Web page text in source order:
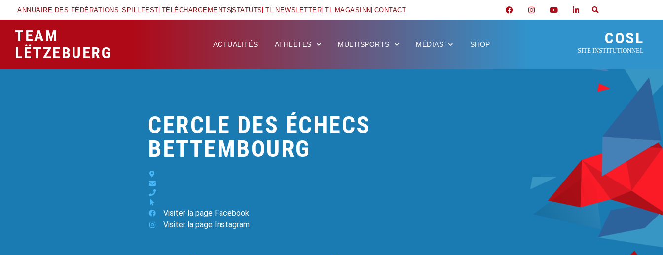
ANNUAIRE DES FÉDÉRATIONS SPILLFEST TÉLÉCHARGEMENTSSTATUTS TL NEWSLETTER TL MAGASINN CONTACT
TEAM
LËTZEBUERG
ACTUALITÉS ATHLÈTES MULTISPORTS MÉDIAS SHOP COSL
SITE INSTITUTIONNEL
CERCLE DES ÉCHECS
BETTEMBOURG
Visiter la page Facebook
Visiter la page Instagram